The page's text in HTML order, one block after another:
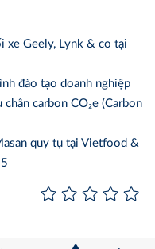
xe Geely, Lynk & co tại
đào tạo doanh nghiệp
carbon CO₂e (Carbon
quy tụ tại Vietfood &